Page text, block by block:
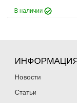
В наличии
Новости
Статьи